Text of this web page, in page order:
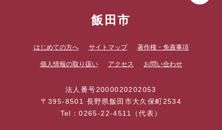
飯田市
はじめての方へ サイトマップ 著作権・免責事項
個人情報の取り扱い アクセス お問い合わせ
法人番号2000020202053
〒395-8501 長野県飯田市大久保町2534
Tel：0265-22-4511（代表）